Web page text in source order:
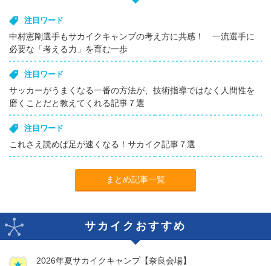
注目ワード
中村憲剛選手もサカイクキャンプの考え方に共感！ 一流選手に
必要な「考える力」を育む一歩
注目ワード
サッカーがうまくなる一番の方法が、技術指導ではなく人間性を
磨くことだと教えてくれる記事７選
注目ワード
これさえ読めば足が速くなる！サカイク記事７選
まとめ記事一覧
サカイクおすすめ
2026年夏サカイクキャンプ【奈良会場】